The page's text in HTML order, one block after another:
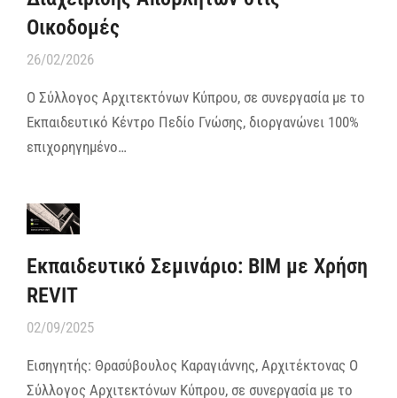
Οικοδομές
26/02/2026
Ο Σύλλογος Αρχιτεκτόνων Κύπρου, σε συνεργασία με το
Εκπαιδευτικό Κέντρο Πεδίο Γνώσης, διοργανώνει 100%
επιχορηγημένο…
Εκπαιδευτικό Σεμινάριο: BIM με Χρήση
REVIT
02/09/2025
Εισηγητής: Θρασύβουλος Καραγιάννης, Αρχιτέκτονας​ Ο
Σύλλογος Αρχιτεκτόνων Κύπρου, σε συνεργασία με το